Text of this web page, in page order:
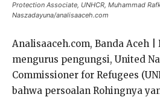
Protection Associate, UNHCR, Muhammad
Naszadayuna/analisaaceh.com
Analisaaceh.com, Banda Aceh |
mengurus pengungsi, United
Commissioner for Refugees
bahwa persoalan Rohingnya